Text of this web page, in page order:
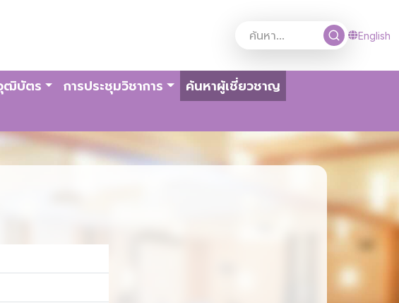
English
ฒิบัตร การประชุมวิชาการ ค้นหาผู้เชี่ยวชาญ(current)